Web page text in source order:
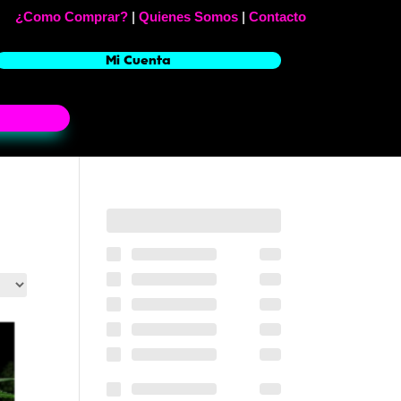
¿Como Comprar? |Quienes Somos |Contacto
Mi Cuenta